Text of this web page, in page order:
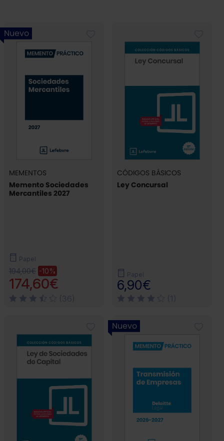
Nuevo
MEMENTOS
Memento Sociedades
Mercantiles 2027
Papel
194,00€ -10%
174,60€
CÓDIGOS BÁSICOS
Ley Concursal
Papel
6,90€
Nuevo